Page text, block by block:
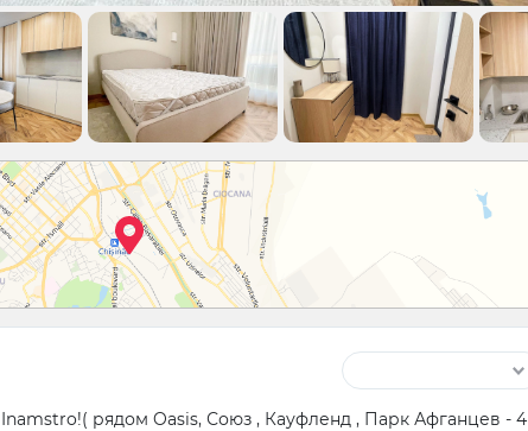
рядом Oasis, Союз , Кауфленд , Парк Афганцев - 4